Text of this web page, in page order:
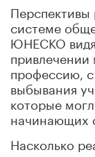
Перспективы
системе
ЮНЕСКО
профессию,
выбывания
которые
начинающих
Насколько